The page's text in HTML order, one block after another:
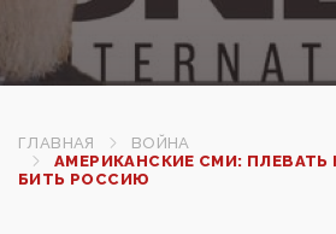
ГЛАВНАЯ
ВОЙНА
АМЕРИКАНСКИЕ СМИ: ПЛЕВАТЬ
БИТЬ РОССИЮ